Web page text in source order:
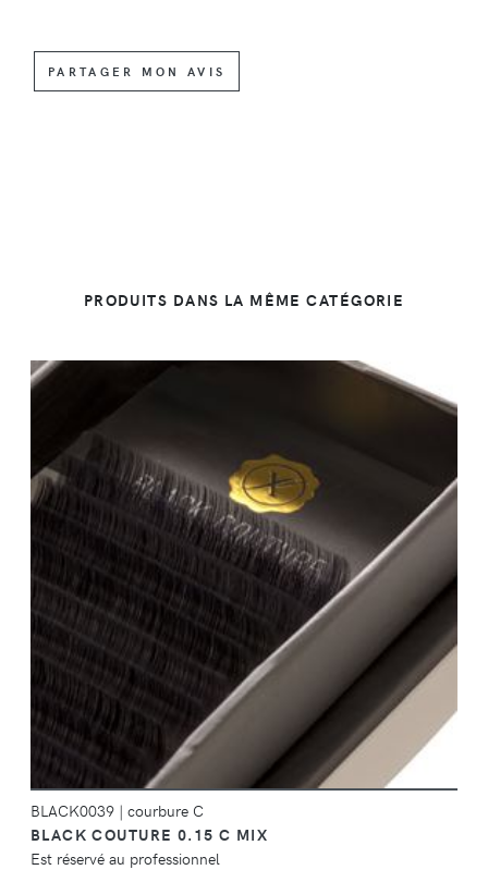
PARTAGER MON AVIS
PRODUITS DANS LA MÊME CATÉGORIE
DÉTAILS
BLACK0039 | courbure C
BLACK COUTURE 0.15 C MIX
Est réservé au professionnel